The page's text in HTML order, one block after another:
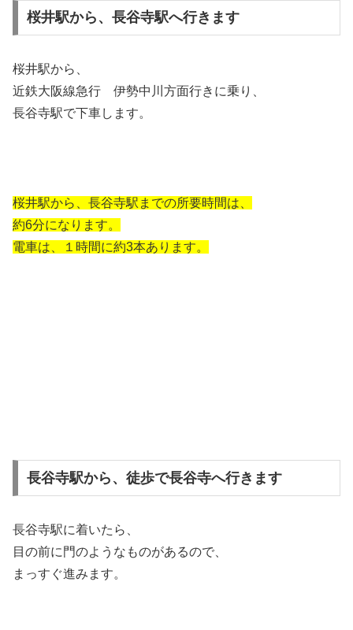
桜井駅から、長谷寺駅へ行きます
桜井駅から、
近鉄大阪線急行 伊勢中川方面行きに乗り、
長谷寺駅で下車します。
桜井駅から、長谷寺駅までの所要時間は、
約6分になります。
電車は、１時間に約3本あります。
長谷寺駅から、徒歩で長谷寺へ行きます
長谷寺駅に着いたら、
目の前に門のようなものがあるので、
まっすぐ進みます。